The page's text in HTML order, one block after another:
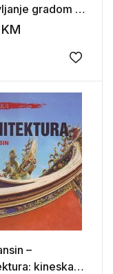
gradom u
KM
Add
–
kineska